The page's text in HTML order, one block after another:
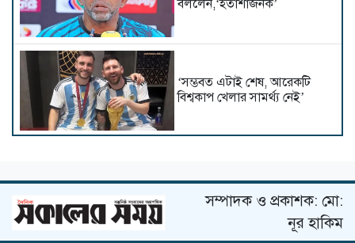
বললেন,‘হতাশাজনক’
‘সম্ভবত এটাই শেষ, আরেকটি
বিশ্বকাপ খেলার সামর্থ্য নেই’
মদদপুষ্ট দুর্নীতির বরপুত্র প্রধান
নির্বাহী সুজন
সম্পাদক ও প্রকাশক: মো:
নূর হাকিম